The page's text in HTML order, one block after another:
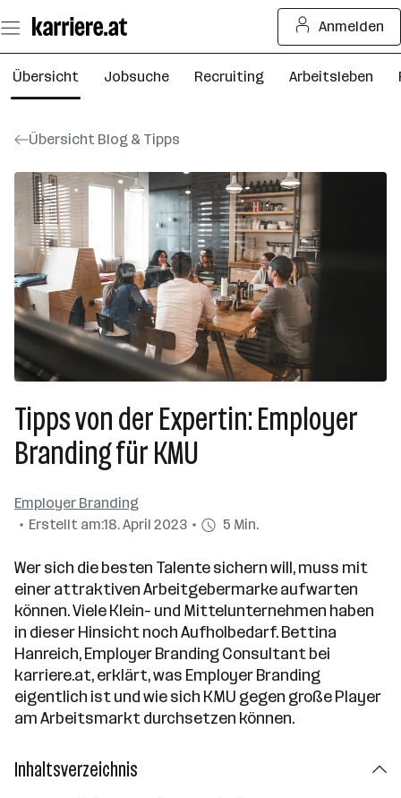
Seiteninhalt
springen
Anmelden
Übersicht Jobsuche Recruiting Arbeitsleben
Übersicht Blog & Tipps
Inhaltsverzeichnis
Tipps von der Expertin: Employer
Branding für KMU
Employer Branding
Erstellt am:18. April 2023 5 Min.
Wer sich die besten Talente sichern will, muss mit
einer attraktiven Arbeitgebermarke aufwarten
können. Viele Klein- und Mittelunternehmen haben
in dieser Hinsicht noch Aufholbedarf. Bettina
Hanreich, Employer Branding Consultant bei
karriere.at, erklärt, was Employer Branding
eigentlich ist und wie sich KMU gegen große Player
am Arbeitsmarkt durchsetzen können.